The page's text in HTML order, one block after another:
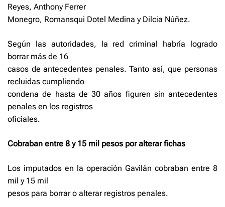
Reyes, Anthony Ferrer
Monegro, Romansqui Dotel Medina y Dilcia Núñez.
Según las autoridades, la red criminal habría logrado
borrar más de 16
casos de antecedentes penales. Tanto así, que personas
recluidas cumpliendo
condena de hasta de 30 años figuren sin antecedentes
penales en los registros
oficiales.
Cobraban entre 8 y 15 mil pesos por alterar fichas
Los imputados en la operación Gavilán cobraban entre 8
mil y 15 mil
pesos para borrar o alterar registros penales.